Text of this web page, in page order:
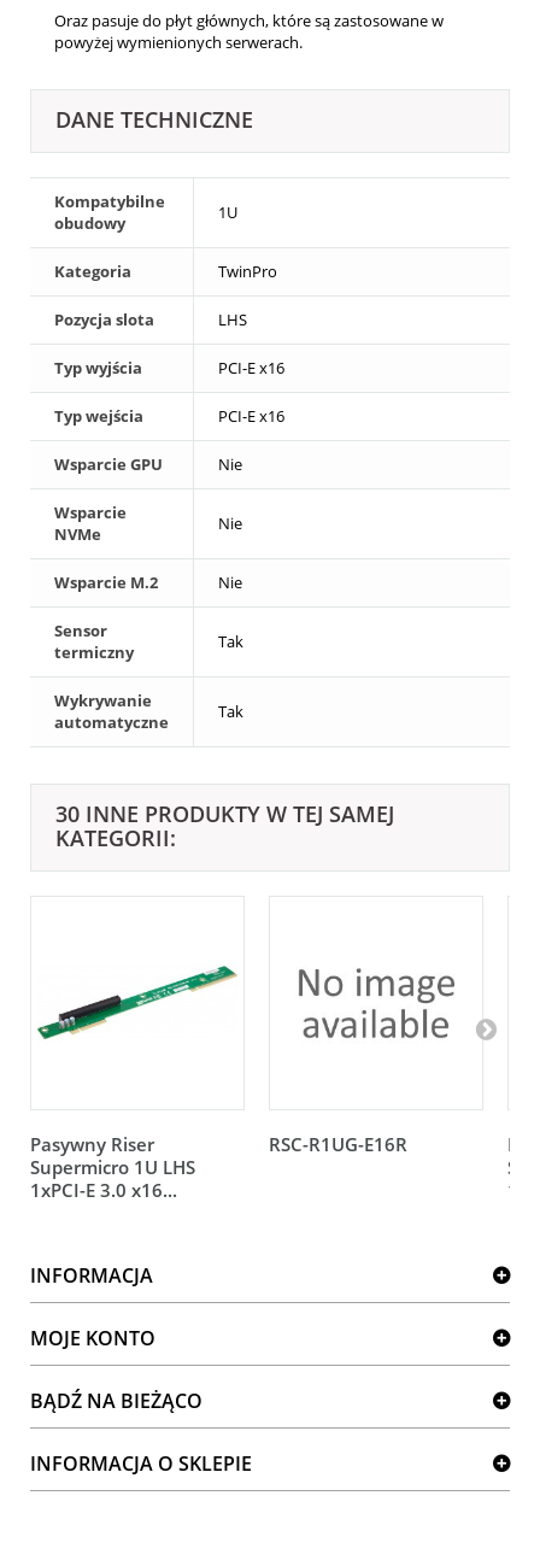
Oraz pasuje do płyt głównych, które są zastosowane w
powyżej wymienionych serwerach.
DANE TECHNICZNE
Kompatybilne
obudowy
1U
Kategoria TwinPro
Pozycja slota LHS
Typ wyjścia PCI-E x16
Typ wejścia PCI-E x16
Wsparcie GPU Nie
Wsparcie
NVMe
Nie
Wsparcie M.2 Nie
Sensor
termiczny
Tak
Wykrywanie
automatyczne
Tak
30 INNE PRODUKTY W TEJ SAMEJ
KATEGORII:
Pasywny Riser
Supermicro 1U LHS
1xPCI-E 3.0 x16...
RSC-R1UG-E16R
INFORMACJA
MOJE KONTO
BĄDŹ NA BIEŻĄCO
INFORMACJA O SKLEPIE